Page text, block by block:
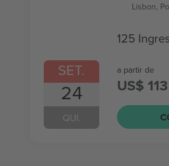
SET.
24
QUI.
Lisbon,
125
a partir de
US$ 113